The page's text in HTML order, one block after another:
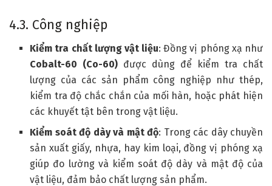
4.3. Công nghiệp
Kiểm tra chất lượng vật liệu: Đồng vị phóng xạ như
Cobalt-60 (Co-60) được dùng để kiểm tra chất
lượng của các sản phẩm công nghiệp như thép,
kiểm tra độ chắc chắn của mối hàn, hoặc phát hiện
các khuyết tật bên trong vật liệu.
Kiểm soát độ dày và mật độ: Trong các dây chuyền
sản xuất giấy, nhựa, hay kim loại, đồng vị phóng xạ
giúp đo lường và kiểm soát độ dày và mật độ của
vật liệu, đảm bảo chất lượng sản phẩm.